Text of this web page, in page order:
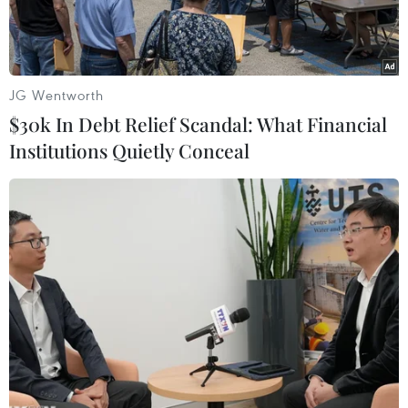
Hoạt động giao dịch tại Sàn chứng khoán New York, Mỹ. (Ảnh:
Chỉ số S&P 500 tại thị trường chứng khoán Mỹ
gần như đi ngang trong phiên giao dịch ngày
22/3, nhưng chỉ số này đã ghi nhận mức tăng
trong cả tuần (khi tính theo phần trăm) lớn nhất
JG Wentworth
$30k In Debt Relief Scandal: What Financial
Institutions Quietly Conceal